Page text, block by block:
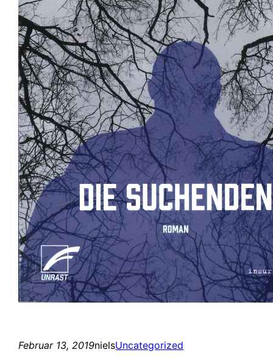
Februar 13, 2019nielsUncategorized